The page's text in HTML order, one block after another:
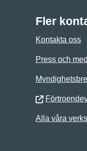
Fler
Kontakta oss
Press och
Alla våra